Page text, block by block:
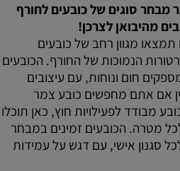
מבחר סוגים של כובעים לחורף
מהיבואן לצרכן!
תמצאו מגוון רחב של כובעים
הנמוכות של החורף. הכובעים
חום ונוחות, עם עיצובים
אם אתם מחפשים כובע צמר
מבודד לפעילויות חוץ, כאן תוכלו
מטרה. הכובעים זמינים במבחר
סגנון אישי, עם דגש על עמידות